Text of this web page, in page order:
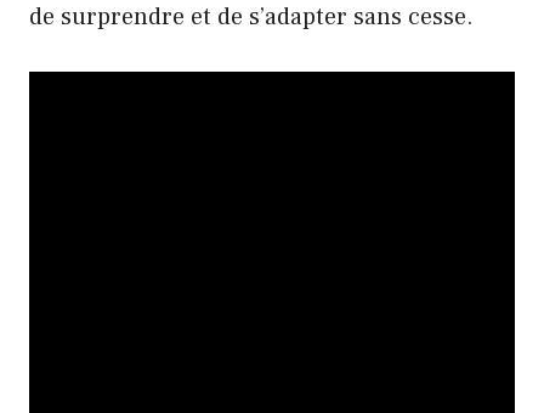
de surprendre et de s’adapter sans cesse.